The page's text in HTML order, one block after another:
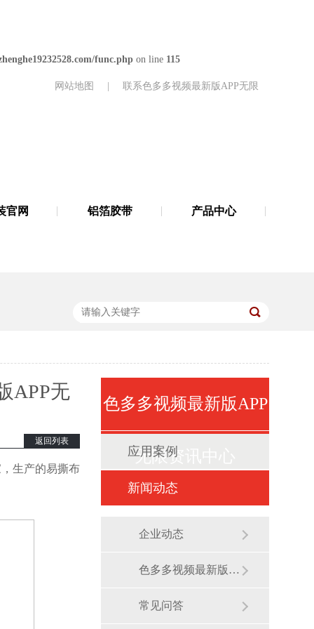
func.php on line 115
网站地图 联系色多多视频最新版APP无限
官网 铝箔胶带 产品中心
APP无
返回列表
生产的易撕布
色多多视频最新版APP
无限资讯中心
应用案例
新闻动态
企业动态
色多多视频最新版APP无限展会
常见问答